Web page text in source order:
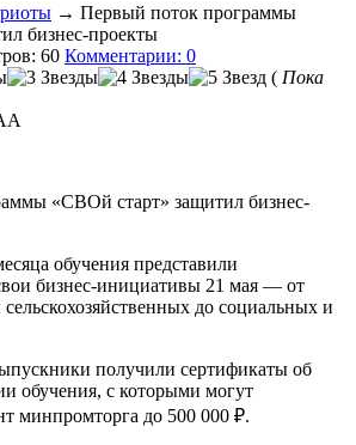
→ Первый поток программы
бизнес-проекты
60 Комментарии: 0
( Пока
A
«СВОй старт» защитил бизнес-
обучения представили
бизнес-инициативы 21 мая — от
до социальных и
получили сертификаты об
обучения, с которыми могут
минпромторга до 500 000 ₽.